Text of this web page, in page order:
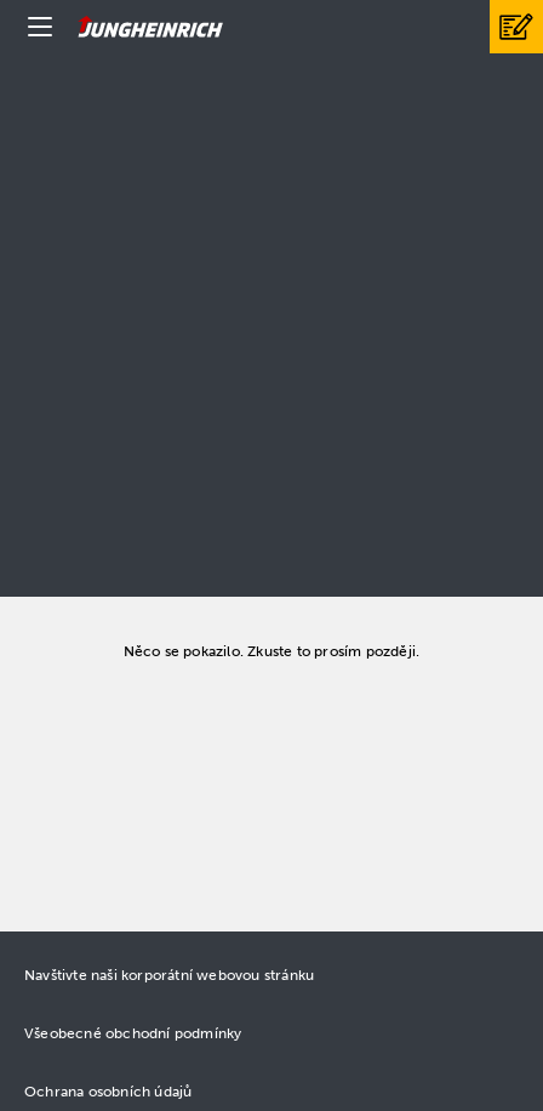
Něco se pokazilo. Zkuste to prosím později.
Navštivte naši korporátní webovou stránku
Všeobecné obchodní podmínky
Ochrana osobních údajů